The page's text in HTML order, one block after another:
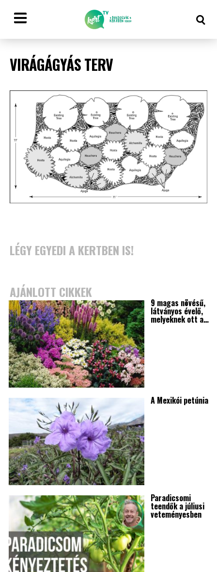
VIRÁGÁGYÁS TERV
LÉGY EGYEDI A KERTBEN IS!
AJÁNLOTT CIKKEK
9 magas növésű,
látványos évelő,
melyeknek ott a…
A Mexikói petúnia
Paradicsomi
teendők a júliusi
veteményesben